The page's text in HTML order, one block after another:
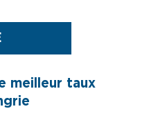
meilleur taux